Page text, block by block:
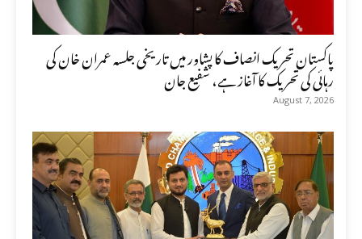
پاکستان تحریک انصاف کا پشاور میں تاریخی جلسہ عمران خان کی
رہائی کی تحریک کا آغاز ہے، شفیع جان
August 7, 2026